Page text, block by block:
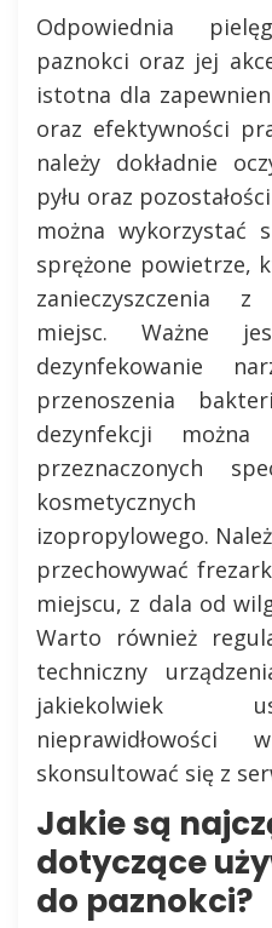
Odpowiednia
paznokci oraz jej
istotna dla
oraz efektywności
należy dokładnie
pyłu oraz
można wykorzystać
sprężone powietrze,
zanieczyszczenia
miejsc. Ważne
dezynfekowanie
przenoszenia
dezynfekcji
przeznaczonych
izopropylowego.
przechowywać
miejscu, z dala od
Warto również
techniczny
jakiekolwiek
skonsultować się z
Jakie są
dotyczące
do paznokci?